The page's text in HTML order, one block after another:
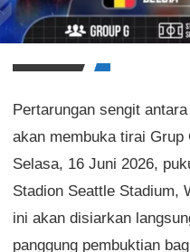
Pertarungan sengit
akan membuka tirai Grup
Selasa, 16 Juni 2026,
Stadion Seattle Stadium,
ini akan disiarkan
panggung pembuktian